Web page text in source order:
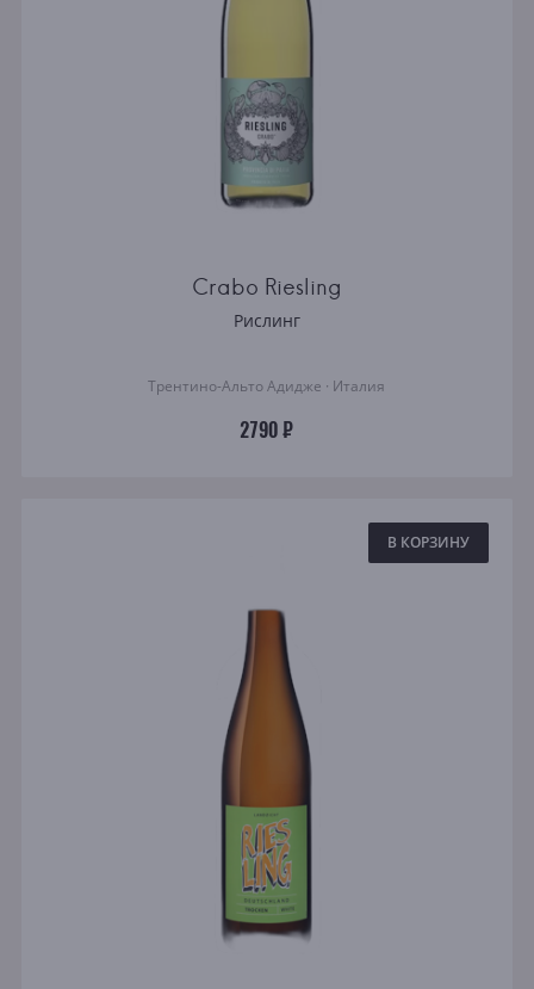
Crabo Riesling
Рислинг
Трентино-Альто Адидже · Италия
2790 ₽
В КОРЗИНУ